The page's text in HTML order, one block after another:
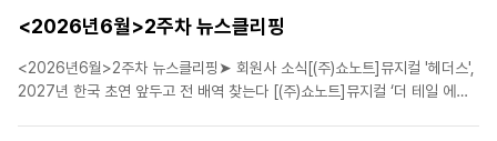
<2026년6월>2주차 뉴스클리핑
<2026년6월>2주차 뉴스클리핑➤ 회원사 소식[(주)쇼노트]뮤지컬 '헤더스',
2027년 한국 초연 앞두고 전 배역 찾는다 [(주)쇼노트]뮤지컬 ‘더 테일 에이